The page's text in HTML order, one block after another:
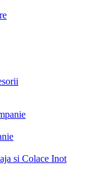
si Colace Inot